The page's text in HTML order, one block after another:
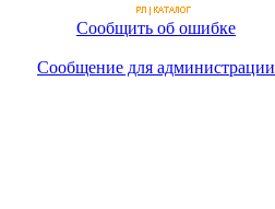
Сообщить об ошибке
Сообщение для администрации